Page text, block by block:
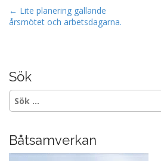
b
o
k
P
o
n
a
v
g
a
← Lite planering gällande
årsmötet och arbetsdagarna.
Sök
Sök
efter:
Båtsamverkan